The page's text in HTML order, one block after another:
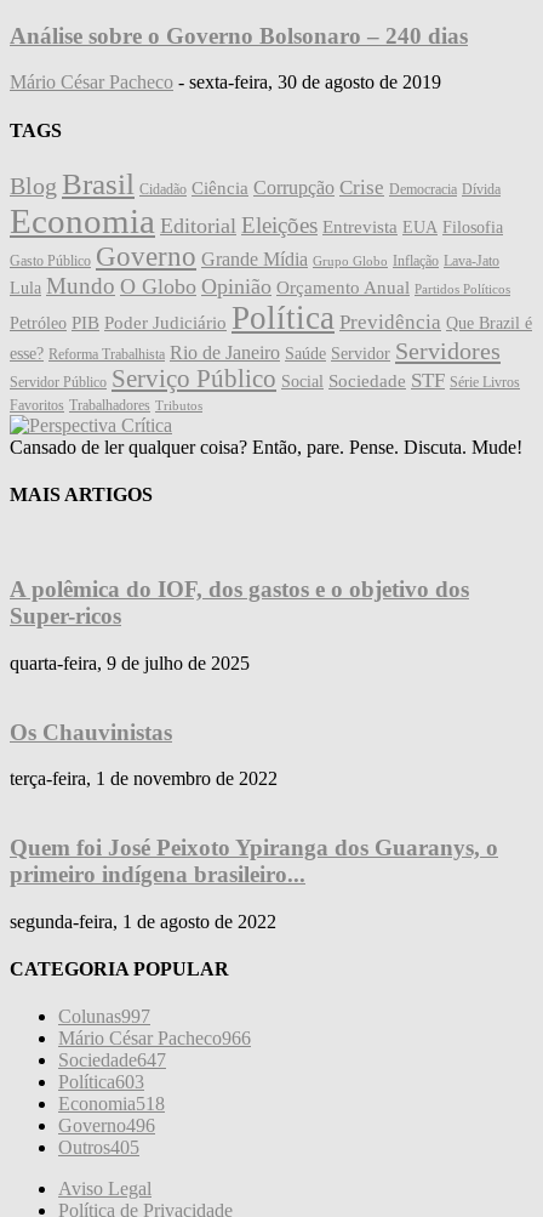
Análise sobre o Governo Bolsonaro – 240 dias
Mário César Pacheco - sexta-feira, 30 de agosto de 2019
TAGS
Blog Brasil Cidadão Ciência Corrupção Crise Democracia Dívida
Economia Editorial Eleições Entrevista EUA Filosofia
Gasto Público Governo Grande Mídia Grupo Globo Inflação Lava-Jato
Lula Mundo O Globo Opinião Orçamento Anual Partidos Políticos
Petróleo PIB Poder Judiciário Política Previdência Que Brazil é
esse? Reforma Trabalhista Rio de Janeiro Saúde Servidor Servidores
Servidor Público Serviço Público Social Sociedade STF Série Livros
Favoritos Trabalhadores Tributos
Cansado de ler qualquer coisa? Então, pare. Pense. Discuta. Mude!
MAIS ARTIGOS
A polêmica do IOF, dos gastos e o objetivo dos
Super-ricos
quarta-feira, 9 de julho de 2025
Os Chauvinistas
terça-feira, 1 de novembro de 2022
Quem foi José Peixoto Ypiranga dos Guaranys, o
primeiro indígena brasileiro...
segunda-feira, 1 de agosto de 2022
CATEGORIA POPULAR
Colunas997
Mário César Pacheco966
Sociedade647
Política603
Economia518
Governo496
Outros405
Aviso Legal
Política de Privacidade